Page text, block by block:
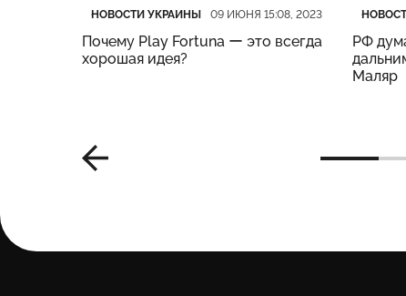
Категория
НОВОСТИ УКРАИНЫ
Дата публикации 09 ИЮНЯ 15:08, 2023
Почему Play Fortuna ー это всегда
хорошая идея?
Дата
РФ
Маляр